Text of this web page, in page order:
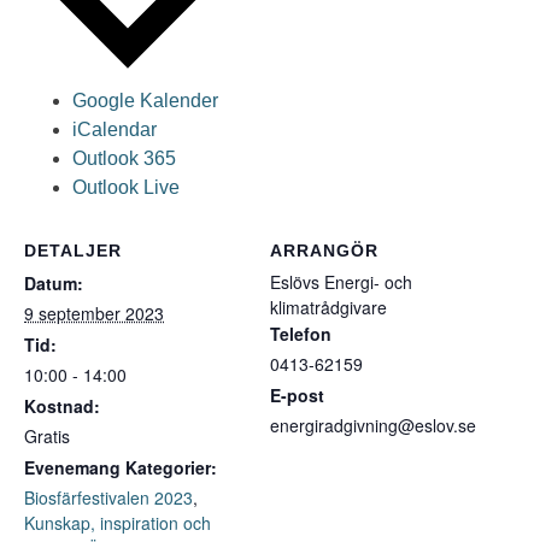
Google Kalender
iCalendar
Outlook 365
Outlook Live
DETALJER
Datum:
9 september 2023
Tid:
10:00 - 14:00
Kostnad:
Gratis
Evenemang Kategorier:
Biosfärfestivalen 2023,
Kunskap, inspiration och
ARRANGÖR
Eslövs Energi- och
klimatrådgivare
Telefon
0413-62159
E-post
energiradgivning@eslov.se